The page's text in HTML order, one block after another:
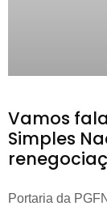
Vamos
Simples
Portaria da